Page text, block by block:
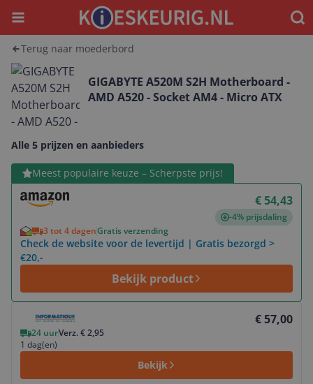
Menu
Terug naar moederbord
GIGABYTE A520M S2H Motherboard -
AMD A520 - Socket AM4 - Micro ATX
Alle 5 prijzen en aanbieders
Meest populaire keuze – Scherpste prijs!
€ 54,43
-4% prijsdaling
3 tot 4 dagenGratis verzending
Check de website voor de levertijd | Gratis bezorgd >
€20,-
Bekijk product
Bekijk product
€ 57,00
24 uurVerz. € 2,95
1 dag(en)
Bekijk